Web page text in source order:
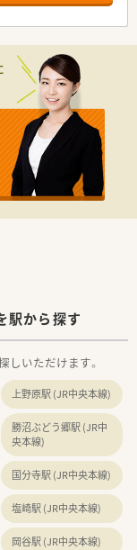
～90枚処方箋を応
んが、患者様のニー
ております。
駅から探す
しいただけます。
上野原駅 (JR中央本線)
勝沼ぶどう郷駅 (JR中
央本線)
国分寺駅 (JR中央本線)
塩崎駅 (JR中央本線)
岡谷駅 (JR中央本線)